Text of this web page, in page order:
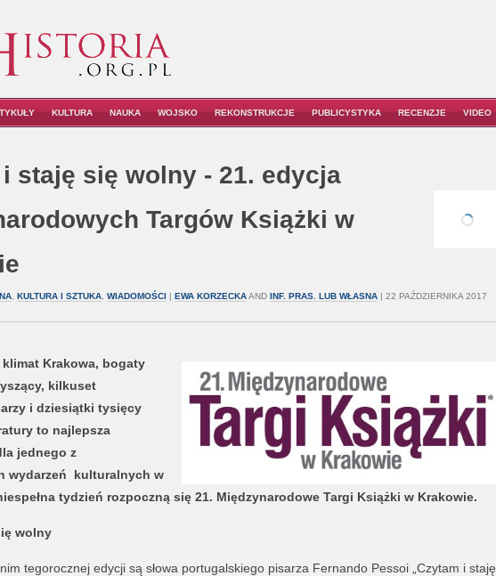
KULTURA NAUKA WOJSKO REKONSTRUKCJE PUBLICYSTYKA RECENZJE VIDEO
staję się wolny - 21. edycja
Targów Książki w
, KULTURA I SZTUKA, WIADOMOŚCI| EWA KORZECKAAND INF. PRAS. LUB WŁASNA| 22 PAŹDZIERNIKA 2017
Krakowa, bogaty
kilkuset
i dziesiątki tysięcy
to najlepsza
jednego z
wydarzeń
kulturalnych w
tydzień rozpoczną się 21. Międzynarodowe Targi Książki w Krakowie.
wolny
tegorocznej edycji są słowa portugalskiego pisarza Fernando Pessoi „Czytam i staję